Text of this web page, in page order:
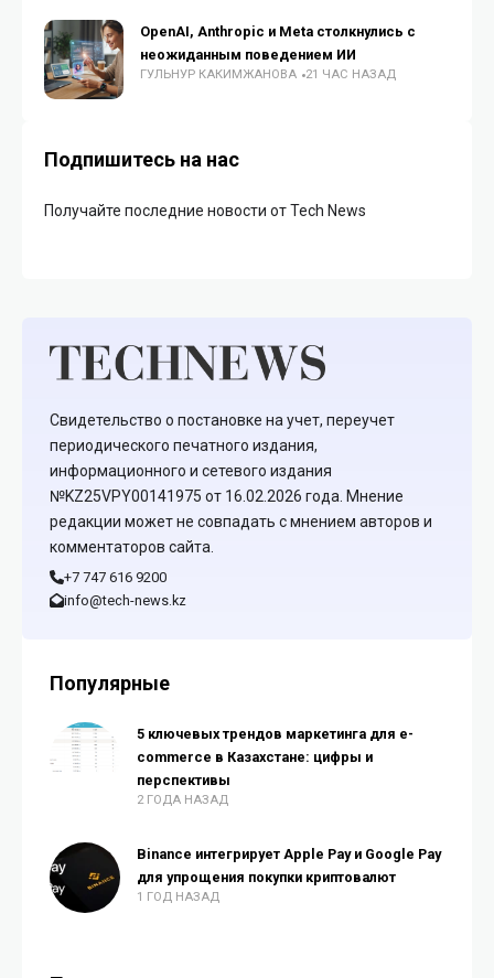
OpenAI, Anthropic и Meta столкнулись с
неожиданным поведением ИИ
ГУЛЬНУР КАКИМЖАНОВА 21 ЧАС НАЗАД
Подпишитесь на нас
Получайте последние новости от Tech News
Свидетельство о постановке на учет, переучет
периодического печатного издания,
информационного и сетевого издания
№KZ25VPY00141975 от 16.02.2026 года. Мнение
редакции может не совпадать с мнением авторов и
комментаторов сайта.
+7 747 616 9200
info@tech-news.kz
Популярные
5 ключевых трендов маркетинга для e-
commerce в Казахстане: цифры и
перспективы
2 ГОДА НАЗАД
Binance интегрирует Apple Pay и Google Pay
для упрощения покупки криптовалют
1 ГОД НАЗАД